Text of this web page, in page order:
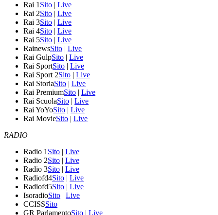
Rai 1 Sito | Live
Rai 2Sito | Live
Rai 3Sito | Live
Rai 4Sito | Live
Rai 5Sito | Live
RainewsSito | Live
Rai GulpSito | Live
Rai SportSito | Live
Rai Sport 2Sito | Live
Rai StoriaSito | Live
Rai PremiumSito | Live
Rai ScuolaSito | Live
Rai YoYoSito | Live
Rai MovieSito | Live
RADIO
Radio 1 Sito | Live
Radio 2Sito | Live
Radio 3Sito | Live
Radiofd4Sito | Live
Radiofd5Sito | Live
IsoradioSito | Live
CCISSSito
GR ParlamentoSito | Live